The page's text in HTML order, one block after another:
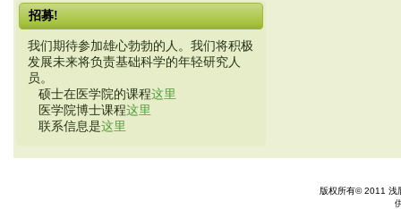
招募!
我们期待参加雄心勃勃的人。我们将积极
发展未来将负责基础科学的年轻研究人
员。
硕士在医学院的课程这里
医学院博士课程这里
联系信息是这里
版权所有© 2011 浅